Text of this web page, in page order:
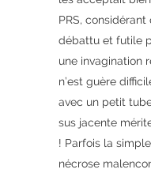
PRS,
débattu et futile
une invagination
n’est guère
avec un petit
sus jacente
! Parfois la
nécrose